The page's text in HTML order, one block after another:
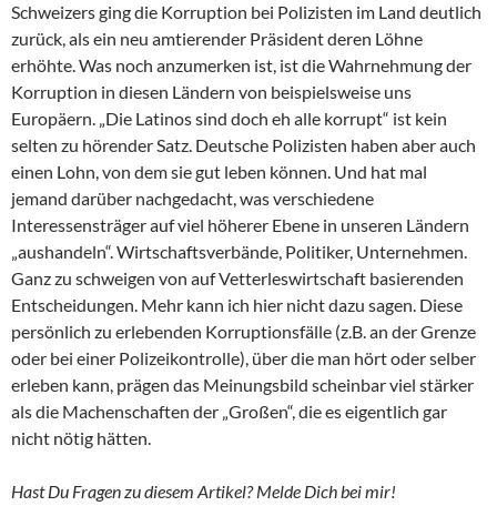
Schweizers ging die Korruption bei Polizisten im Land deutlich
zurück, als ein neu amtierender Präsident deren Löhne
erhöhte. Was noch anzumerken ist, ist die Wahrnehmung der
Korruption in diesen Ländern von beispielsweise uns
Europäern. „Die Latinos sind doch eh alle korrupt“ ist kein
selten zu hörender Satz. Deutsche Polizisten haben aber auch
einen Lohn, von dem sie gut leben können. Und hat mal
jemand darüber nachgedacht, was verschiedene
Interessensträger auf viel höherer Ebene in unseren Ländern
„aushandeln“. Wirtschaftsverbände, Politiker, Unternehmen.
Ganz zu schweigen von auf Vetterleswirtschaft basierenden
Entscheidungen. Mehr kann ich hier nicht dazu sagen. Diese
persönlich zu erlebenden Korruptionsfälle (z.B. an der Grenze
oder bei einer Polizeikontrolle), über die man hört oder selber
erleben kann, prägen das Meinungsbild scheinbar viel stärker
als die Machenschaften der „Großen“, die es eigentlich gar
nicht nötig hätten.
Hast Du Fragen zu diesem Artikel? Melde Dich bei mir!